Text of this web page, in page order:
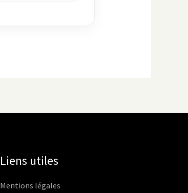
Liens utiles
Mentions légales